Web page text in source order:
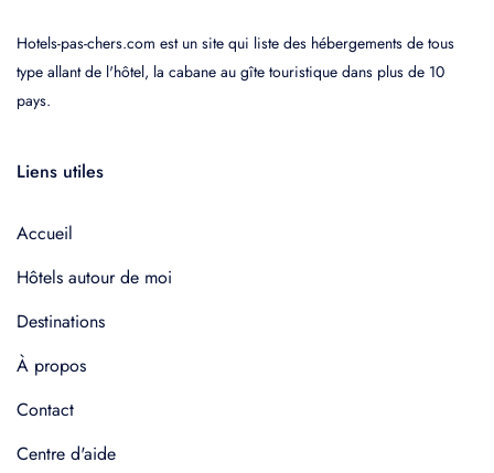
Hotels-pas-chers.com est un site qui liste des hébergements de tous
type allant de l'hôtel, la cabane au gîte touristique dans plus de 10
pays.
Liens utiles
Accueil
Hôtels autour de moi
Destinations
À propos
Contact
Centre d'aide